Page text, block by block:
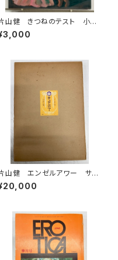
山健 きつねのテスト 小沢
1980年初版の1987年３
小峰書店
山健 エンゼルアワー サイ
入り 限定千部のうち80番
和46年 幻燈社